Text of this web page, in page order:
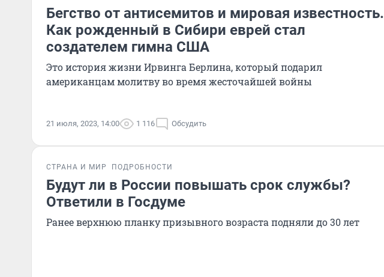
Бегство от антисемитов и мировая известность.
Как рожденный в Cибири еврей стал
создателем гимна США
Это история жизни Ирвинга Берлина, который подарил
американцам молитву во время жесточайшей войны
21 июля, 2023, 14:00 1 116 Обсудить
СТРАНА И МИР ПОДРОБНОСТИ
Будут ли в России повышать срок службы?
Ответили в Госдуме
Ранее верхнюю планку призывного возраста подняли до 30 лет